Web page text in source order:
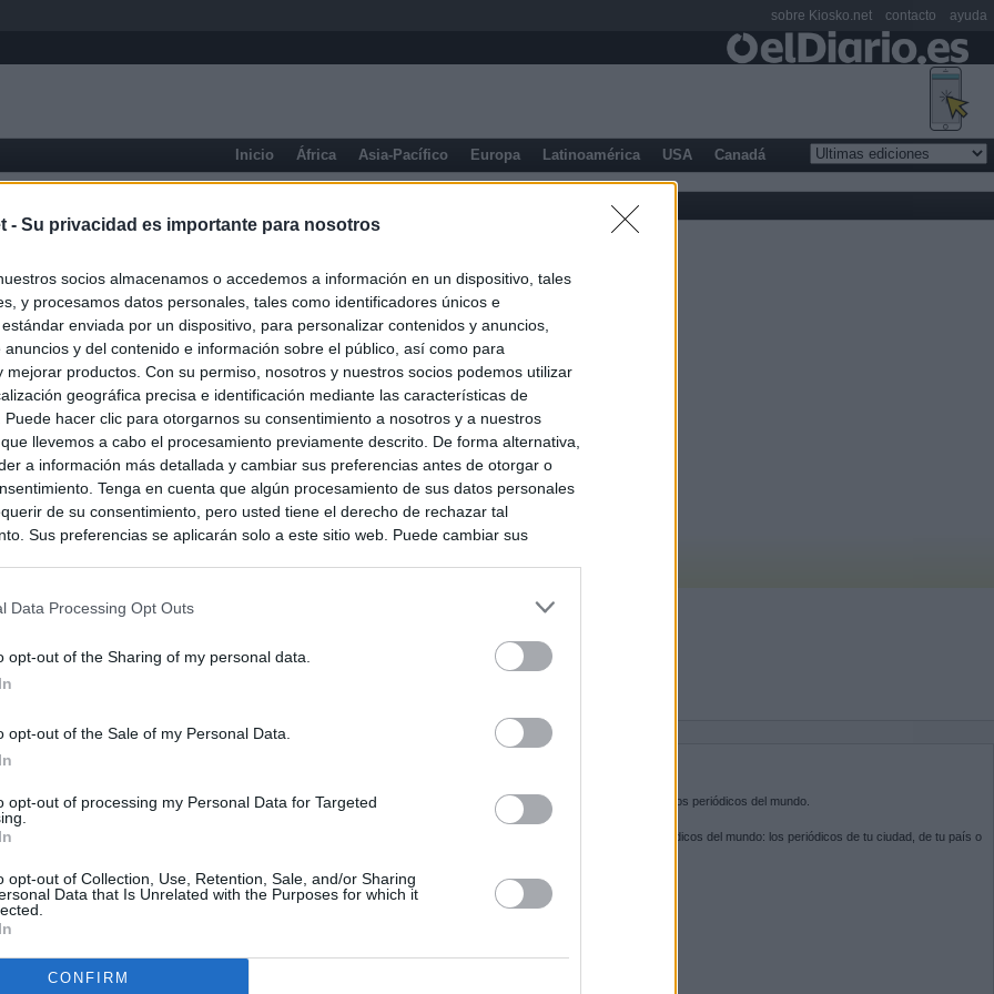
- Su privacidad es importante para nosotros
socios almacenamos o accedemos a información en un dispositivo, tales
y procesamos datos personales, tales como identificadores únicos e
enviada por un dispositivo, para personalizar contenidos y anuncios,
anuncios y del contenido e información sobre el público, así como para
mejorar productos. Con su permiso, nosotros y nuestros socios podemos utilizar
geográfica precisa e identificación mediante las características de
Puede hacer clic para otorgarnos su consentimiento a nosotros y a nuestros
llevemos a cabo el procesamiento previamente descrito. De forma alternativa,
a información más detallada y cambiar sus preferencias antes de otorgar o
Tenga en cuenta que algún procesamiento de sus datos personales
de su consentimiento, pero usted tiene el derecho de rechazar tal
Sus preferencias se aplicarán solo a este sitio web. Puede cambiar sus
Data Processing Opt Outs
opt-out of the Sharing of my personal data.
opt-out of the Sale of my Personal Data.
opt-out of processing my Personal Data for Targeted
opt-out of Collection, Use, Retention, Sale, and/or Sharing
Data that Is Unrelated with the Purposes for which it
CONFIRM
Inicio África Asia-Pacífico Europa Latinoamérica USA Canadá
ultimátum del Gobierno y mantiene los controles a viajeros de
15 de agosto: "No aceptamos imposiciones"
un ultimátum a Italia: o levanta los controles a viajeros de
"medidas proporcionales"
crisis de Ceuta
Kiosko.net es la puerta de entrada a los periódicos del mundo.
Navega por las portadas de los periódicos del mundo: los periódicos de tu ciudad, de tu país o
SÍGUENOS
sobre Kiosko.net contacto ayuda